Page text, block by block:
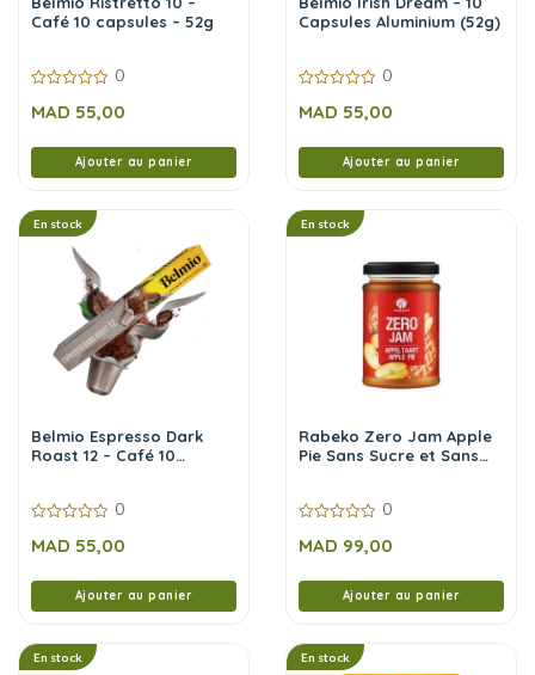
Café 10 capsules – 52g
sur
0
MAD 55,00
Ajouter au panier
Capsules Aluminium (52g)
sur
0
MAD 55,00
Ajouter au panier
En stock
Belmio Espresso Dark
Roast 12 – Café 10
sur
0
MAD 55,00
Ajouter au panier
En stock
Rabeko Zero Jam Apple
Pie Sans Sucre et Sans
sur
0
MAD 99,00
Ajouter au panier
En stock En stock